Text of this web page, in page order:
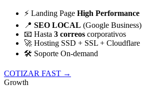
⚡ Landing Page High Performance
📍 SEO LOCAL (Google Business)
📧 Hasta 3 correos corporativos
🚀 Hosting SSD + SSL + Cloudflare
🛠️ Soporte On-demand
COTIZAR FAST →
Growth